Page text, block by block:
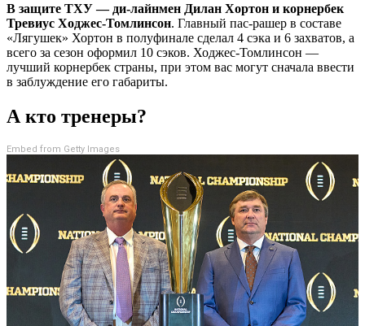
В защите ТХУ — ди-лайнмен Дилан Хортон и корнербек
Тревиус Ходжес-Томлинсон. Главный пас-рашер в составе
«Лягушек» Хортон в полуфинале сделал 4 сэка и 6 захватов, а
всего за сезон оформил 10 сэков. Ходжес-Томлинсон —
лучший корнербек страны, при этом вас могут сначала ввести
в заблуждение его габариты.
А кто тренеры?
Embed from Getty Images